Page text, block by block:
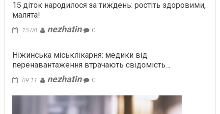
15 діток народилося за тиждень: ростіть здоровими,
малята!
15.08. nezhatin 0
Ніжинська міськлікарня: медики від
перенавантаження втрачають свідомість…
09.11. nezhatin 0